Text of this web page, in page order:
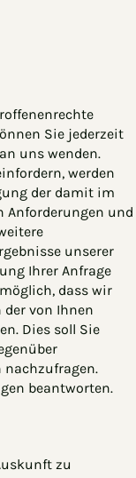
Sie jederzeit
uns wenden.
werden
der damit im
Anforderungen und
unserer
Ihrer Anfrage
dass wir
von Ihnen
Dies soll Sie
nachzufragen.
beantworten.
zu